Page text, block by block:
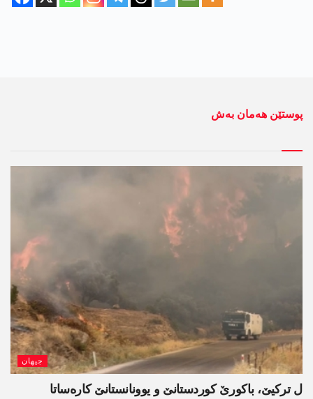
پوستێن ھەمان بەش
جیھان
ل ترکیێ، باکورێ کوردستانێ و یوونانستانێ کارەساتا